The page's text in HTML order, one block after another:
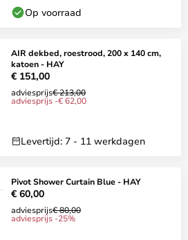
Op voorraad
AIR dekbed, roestrood, 200 x 140 cm,
katoen - HAY
€ 151,00
adviesprijs€ 213,00
adviesprijs -€ 62,00
Levertijd: 7 - 11 werkdagen
Pivot Shower Curtain Blue - HAY
€ 60,00
adviesprijs€ 80,00
adviesprijs -25%